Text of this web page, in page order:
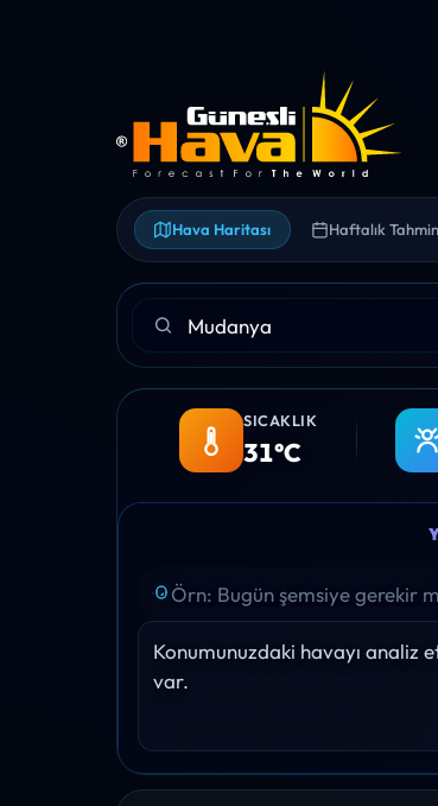
Hava Haritası Haftalık Tahmin
SICAKLIK
31°C
Konumunuzdaki havayı analiz
var.
10:00
28°
11:00
Yağış: 0%
12:00